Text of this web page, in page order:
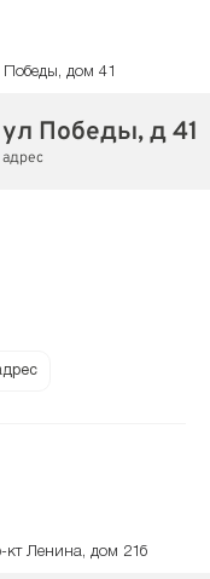
Победы, дом 41
ул Победы, д 41
адрес
кт Ленина, дом 21б